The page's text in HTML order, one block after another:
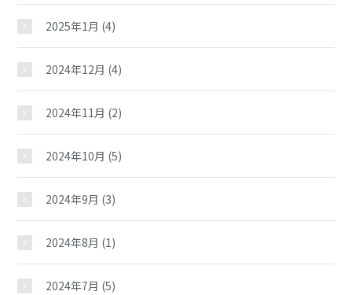
2025年1月 (4)
2024年12月 (4)
2024年11月 (2)
2024年10月 (5)
2024年9月 (3)
2024年8月 (1)
2024年7月 (5)